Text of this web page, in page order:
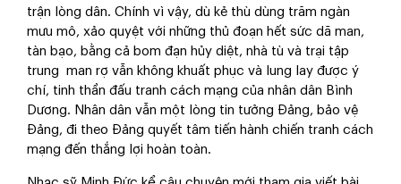
trận lòng dân. Chính vì vậy, dù kẻ thù dùng trăm ngàn
mưu mô, xảo quyệt với những thủ đoạn hết sức dã man,
tàn bạo, bằng cả bom đạn hủy diệt, nhà tù và trại tập
trung man rợ vẫn không khuất phục và lung lay được ý
chí, tinh thần đấu tranh cách mạng của nhân dân Bình
Dương. Nhân dân vẫn một lòng tin tưởng Đảng, bảo vệ
Đảng, đi theo Đảng quyết tâm tiến hành chiến tranh cách
mạng đến thắng lợi hoàn toàn.